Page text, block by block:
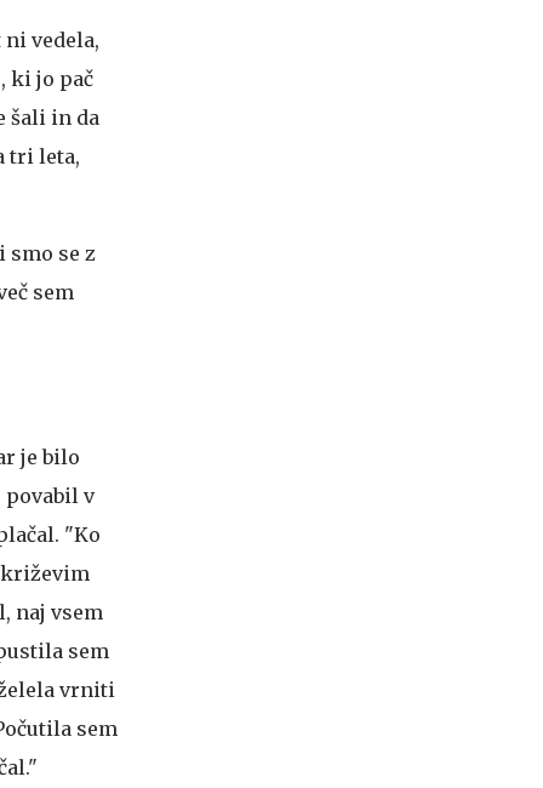
vedela,
ki jo pač
šali in da
tri leta,
smo se z
sem
je bilo
povabil v
"Ko
križevim
naj vsem
sem
vrniti
sem